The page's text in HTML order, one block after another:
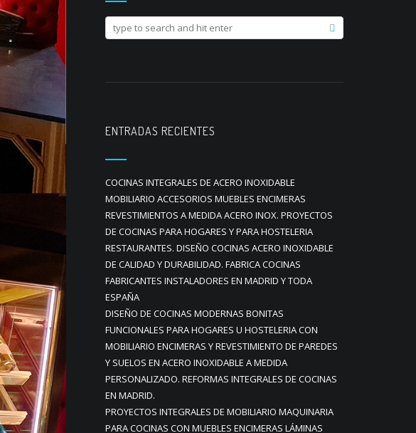
ENTRADAS RECIENTES
COCINAS INTEGRALES DE ACERO INOXIDABLE
MOBILIARIO ACCESORIOS MUEBLES ENCIMERAS
REVESTIMIENTOS A MEDIDA ACERO INOX. PROYECTOS
DE COCINAS PARA HOGARES Y PARA HOSTELERIA
RESTAURANTES. DISEÑO COCINAS ACERO INOXIDABLE
DE CALIDAD Y DURABILIDAD. FABRICA COCINAS
FABRICANTES INSTALADORES EN MADRID Y TODA
ESPAÑA
DISEÑO DE COCINAS MODERNAS BONITAS
FUNCIONALES PARA HOGARES U HOSTELERIA CON
MOBILIARIO ENCIMERAS Y REVESTIMIENTO DE PAREDES
Y SUELOS EN ACERO INOXIDABLE A MEDIDA
PERSONALIZADO. REFORMAS INTEGRALES DE COCINAS
EN MADRID.
PROYECTOS INTEGRALES DE MOBILIARIO MAQUINARIA
PARA COCINAS CON MUEBLES ENCIMERAS LÁMINAS